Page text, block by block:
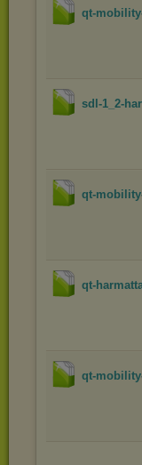
qt-
sdl-1_2-
qt-
qt-
qt-